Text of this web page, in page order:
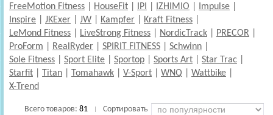
FreeMotion Fitness
HouseFit IPI IZHIMIO Impulse
Inspire
JKExer JW Kampfer Kraft Fitness
LeMond Fitness
LiveStrong Fitness NordicTrack PRECOR
ProForm
RealRyder SPIRIT FITNESS Schwinn
Sole Fitness
Sport Elite Sportop Sports Art Star Trac
Starfit
Titan Tomahawk V-Sport WNQ Wattbike
X-Trend
Всего товаров: 81 Сортировать